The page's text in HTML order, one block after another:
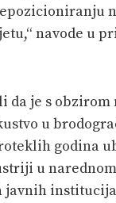
navode u
da je s
u
godina
u
javnih